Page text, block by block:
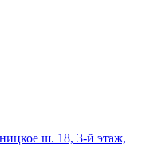
ш. 18, 3-й этаж,